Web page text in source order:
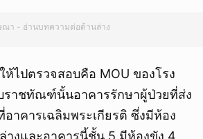
ณา - อ่านบทความต่อด้านล่าง
ห้ไปตรวจสอบคือ MOU ของโรง
ราชทัณฑ์นั้นอาคารรักษาผู้ป่วยที่ส่ง
าคารเฉลิมพระเกียรติ ซึ่งมีห้อง
างและอาคารนี้ชั้น 5 มีห้องขัง 4